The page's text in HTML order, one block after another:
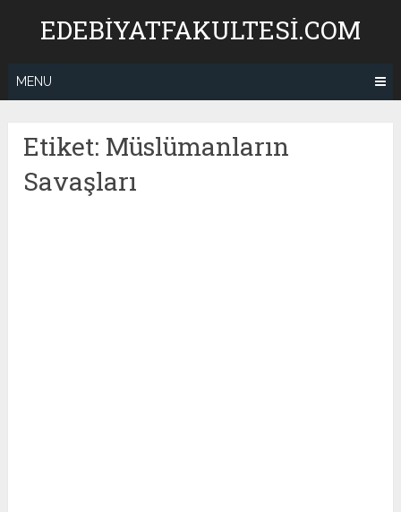
EDEBIYATFAKULTESI.COM
MENU
Etiket: Müslümanların
Savaşları